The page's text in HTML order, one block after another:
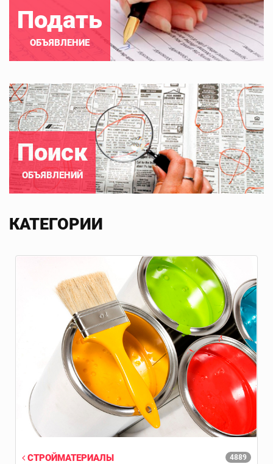
Подать
ОБЪЯВЛЕНИЕ
Поиск
ОБЪЯВЛЕНИЙ
КАТЕГОРИИ
4889
СТРОЙМАТЕРИАЛЫ